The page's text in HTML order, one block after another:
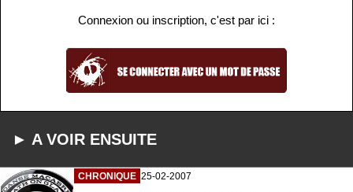
Connexion ou inscription, c'est par ici :
► A VOIR ENSUITE
CHRONIQUE 25-02-2007